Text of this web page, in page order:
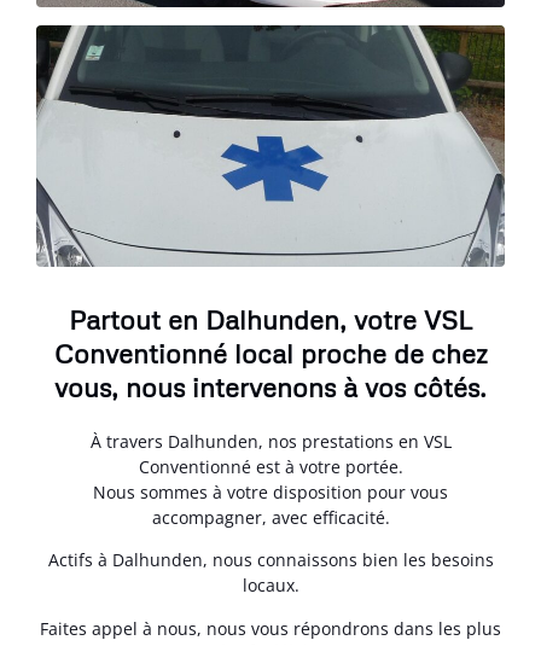
Partout en Dalhunden, votre VSL
Conventionné local proche de chez
vous, nous intervenons à vos côtés.
À travers Dalhunden, nos prestations en VSL
Conventionné est à votre portée.
Nous sommes à votre disposition pour vous
accompagner, avec efficacité.
Actifs à Dalhunden, nous connaissons bien les besoins
locaux.
Faites appel à nous, nous vous répondrons dans les plus